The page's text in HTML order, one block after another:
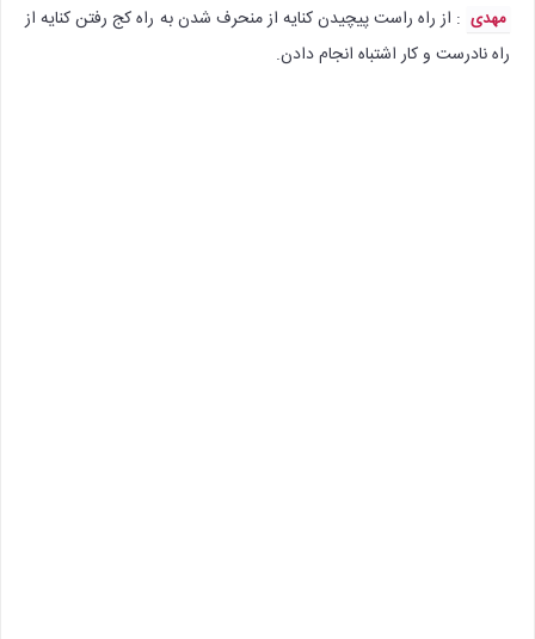
مهدی : از راه راست پیچیدن کنایه از منحرف شدن به راه کج رفتن کنایه از
راه نادرست و کار اشتباه انجام دادن.